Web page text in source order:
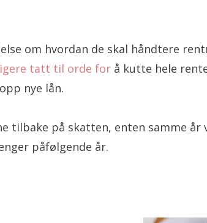
om hvordan de skal håndtere
tatt til orde for å kutte hele
nye lån.
tilbake på skatten, enten samme år
påfølgende år.